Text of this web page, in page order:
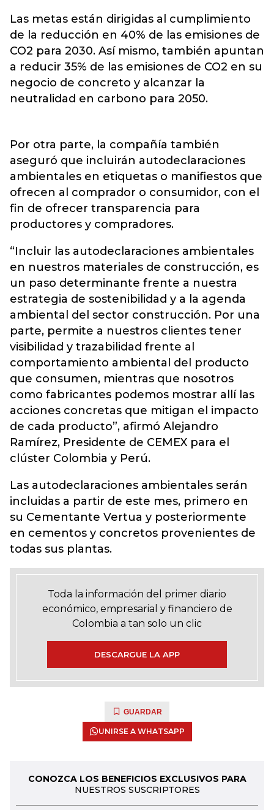
Las metas están dirigidas al cumplimiento
de la reducción en 40% de las emisiones de
CO2 para 2030. Así mismo, también apuntan
a reducir 35% de las emisiones de CO2 en su
negocio de concreto y alcanzar la
neutralidad en carbono para 2050.
Por otra parte, la compañía también
aseguró que incluirán autodeclaraciones
ambientales en etiquetas o manifiestos que
ofrecen al comprador o consumidor, con el
fin de ofrecer transparencia para
productores y compradores.
“Incluir las autodeclaraciones ambientales
en nuestros materiales de construcción, es
un paso determinante frente a nuestra
estrategia de sostenibilidad y a la agenda
ambiental del sector construcción. Por una
parte, permite a nuestros clientes tener
visibilidad y trazabilidad frente al
comportamiento ambiental del producto
que consumen, mientras que nosotros
como fabricantes podemos mostrar allí las
acciones concretas que mitigan el impacto
de cada producto”, afirmó Alejandro
Ramírez, Presidente de CEMEX para el
clúster Colombia y Perú.
Las autodeclaraciones ambientales serán
incluidas a partir de este mes, primero en
su Cementante Vertua y posteriormente
en cementos y concretos provenientes de
todas sus plantas.
Toda la información del primer diario
económico, empresarial y financiero de
Colombia a tan solo un clic
DESCARGUE LA APP
GUARDAR
UNIRSE A WHATSAPP
CONOZCA LOS BENEFICIOS EXCLUSIVOS PARA
NUESTROS SUSCRIPTORES